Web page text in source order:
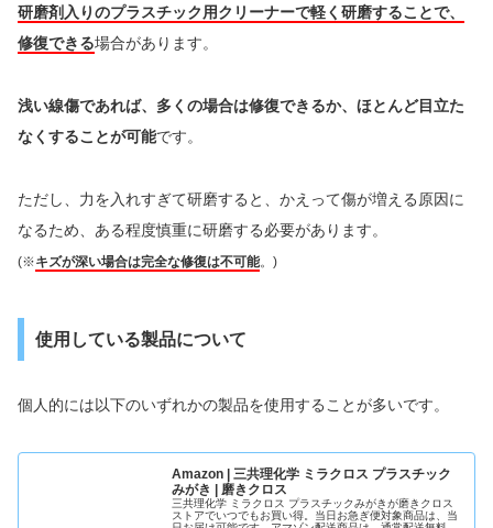
研磨剤入りのプラスチック用クリーナーで軽く研磨することで、
修復できる場合があります。
浅い線傷であれば、多くの場合は修復できるか、ほとんど目立た
なくすることが可能です。
ただし、力を入れすぎて研磨すると、かえって傷が増える原因に
なるため、ある程度慎重に研磨する必要があります。
(※キズが深い場合は完全な修復は不可能。)
使用している製品について
個人的には以下のいずれかの製品を使用することが多いです。
Amazon | 三共理化学 ミラクロス プラスチック
みがき | 磨きクロス
三共理化学 ミラクロス プラスチックみがきが磨きクロス
ストアでいつでもお買い得。当日お急ぎ便対象商品は、当